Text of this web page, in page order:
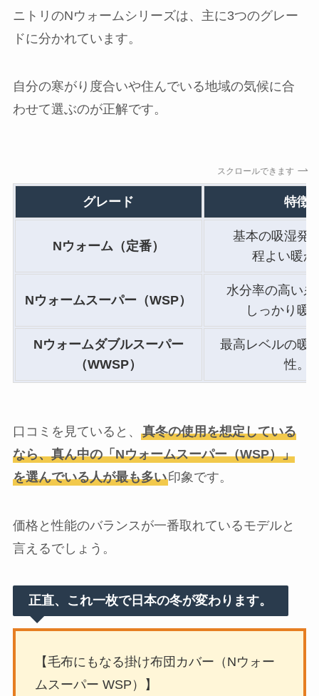
ニトリのNウォームシリーズは、主に3つのグレー
ドに分かれています。
自分の寒がり度合いや住んでいる地域の気候に合
わせて選ぶのが正解です。
スクロールできます
グレード 特徴
Nウォーム（定番）
基本の吸湿発
程よい暖
Nウォームスーパー（WSP）
水分率の高い
しっかり暖
Nウォームダブルスーパー
（WWSP）
最高レベルの暖
性。
口コミを見ていると、 真冬の使用を想定している
なら、真ん中の「Nウォームスーパー（WSP）」
を選んでいる人が最も多い印象です。
価格と性能のバランスが一番取れているモデルと
言えるでしょう。
正直、これ一枚で日本の冬が変わります。
【毛布にもなる掛け布団カバー（Nウォー
ムスーパー WSP）】